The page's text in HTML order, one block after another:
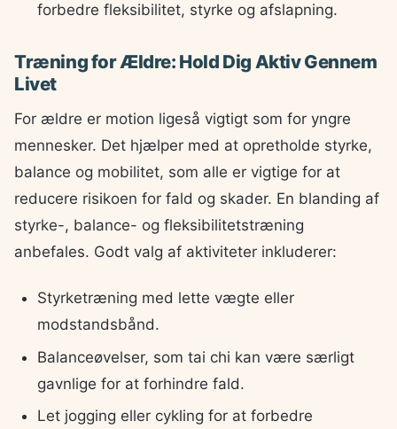
forbedre fleksibilitet, styrke og afslapning.
Træning for Ældre: Hold Dig Aktiv Gennem
Livet
For ældre er motion ligeså vigtigt som for yngre
mennesker. Det hjælper med at opretholde styrke,
balance og mobilitet, som alle er vigtige for at
reducere risikoen for fald og skader. En blanding af
styrke-, balance- og fleksibilitetstræning
anbefales. Godt valg af aktiviteter inkluderer:
Styrketræning med lette vægte eller
modstandsbånd.
Balanceøvelser, som tai chi kan være særligt
gavnlige for at forhindre fald.
Let jogging eller cykling for at forbedre